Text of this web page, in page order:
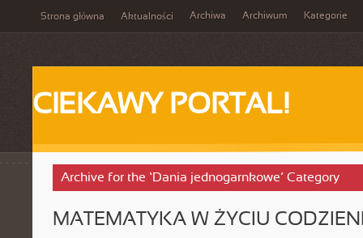
Strona główna Aktualności Archiwa Archiwum Kategorie
CIEKAWY PORTAL!
Archive for the ‘Dania jednogarnkowe’ Category
MATEMATYKA W ŻYCIU